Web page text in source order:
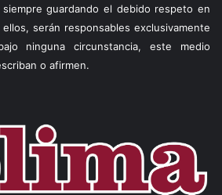
guardando el debido respeto en
serán responsables exclusivamente
ninguna circunstancia, este medio
o afirmen.